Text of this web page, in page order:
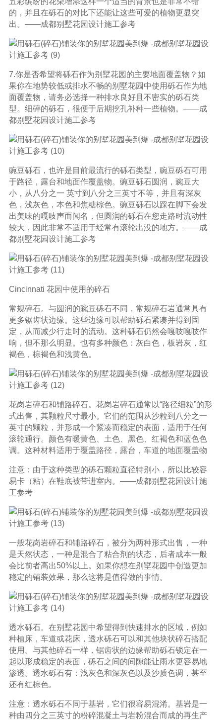
的，并且在砾石的对比下还能让这些可爱的植物更显突
出。——成都别墅花园设计施工参考
7.你是否希望将砾石作为别墅花园的主要地面覆盖物？如
果你在地势较低或排水不畅的别墅花园中使用砾石作为地
面覆盖物，请务必选择一种排水良好且不密实的砾石类
型。细碎的砾石，很便于后期挖孔补种一些植物。——成
都别墅花园设计施工参考
豌豆砾石，也许是目前最流行的砾石类型，豌豆砾石可用
于路径，露台和地面作覆盖物。豌豆砾石圆润，豌豆大
小，从八分之一 英寸到八分之三英寸不等，并且有深灰
色，浅灰色，本色和焦糖棕色。豌豆砾石以踩在脚下会发
出美味的嘎吱声而闻名，但圆润的砾石在您走路时流动性
较大，因此非常不适用于经常有滚轮出没的地方。——成
都别墅花园设计施工参考
Cincinnati 花园中使用的碎石
常规碎石。与圆润的豌豆砾石不同，常规碎石岩通常具有
更多锯齿状边缘。这些边缘可以帮助砾石紧凑并得到固
定，从而减少行走时的流动。这种砾石仍然会嘎吱嘎吱作
响，但不那么明显。也有多种颜色：灰白色，板岩灰，红
褐色，棕褐色和浅黄色。
花岗岩碎石和铺路碎石。花岗岩碎石通常以“路径细粒”的形
式出售，其颗粒尺寸最小。它们的范围从沙粒到八分之一
英寸的颗粒，并形成一个紧凑而稳定的表面，适用于任何
滚轮通行。颜色有暖黄色、土色、黑色、红褐色和蓝色色
调。这种材料适用于覆盖路径，露台，车道的地面覆盖物
注意：由于这种类型的砾石颗粒直径特别小，所以比较容
易卡（粘）在鞋底被带进室内。——成都别墅花园设计施
工参考
一般花岗岩碎石和铺路碎石，被分为两种形式出售，一种
是天然状态，一种是混合了粘合剂的状态，后者成本一般
会比前者高出50%以上。如果你想在别墅花园中创造更加
稳定的铺装效果，那么这将是值得做的事情。
透水砾石。在别墅花园中希望得到快速排水的区域，例如
种植床，车道或花床，透水砾石可以和其他块状碎石搭配
使用。与其他碎石一样，锯齿状的边缘帮助砾石锁定在一
起以形成稳定的表面，砾石之间的间隙能让雨水更容易地
渗透。透水砾石有：浅灰色和深灰色以及沙质色调，甚至
还有红棕色。
注意：透水砾石不同于基岩，它们很容易混淆。基岩是一
种由四分之三英寸的粉碎混凝土与岩粉混合而成的再生产